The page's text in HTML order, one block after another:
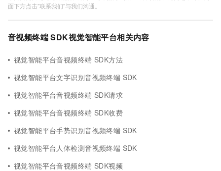
面下方点击"联系我们"与我们沟通。
音视频终端 SDK视觉智能平台相关内容
视觉智能平台音视频终端 SDK方法
视觉智能平台文字识别音视频终端 SDK
视觉智能平台音视频终端 SDK请求
视觉智能平台音视频终端 SDK收费
视觉智能平台手势识别音视频终端 SDK
视觉智能平台人体检测音视频终端 SDK
视觉智能平台音视频终端 SDK视频